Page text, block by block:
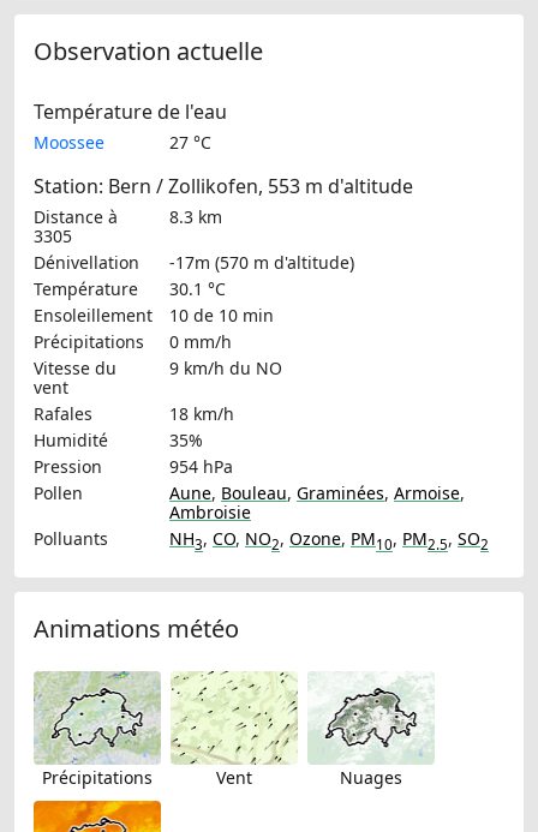
Observation actuelle
Température de l'eau
Moossee 27 °C
Station: Bern / Zollikofen, 553 m d'altitude
Distance à
3305
8.3 km
Dénivellation
-17m (570 m d'altitude)
Température
30.1 °C
Ensoleillement
10 de 10 min
Précipitations
0 mm/h
Vitesse du
vent
9 km/h du NO
Rafales
18 km/h
Humidité
35%
Pression
954 hPa
Pollen
Aune, Bouleau, Graminées, Armoise,
Ambroisie
Polluants
NH3, CO, NO2, Ozone, PM10, PM2.5, SO2
Animations météo
Précipitations Vent Nuages